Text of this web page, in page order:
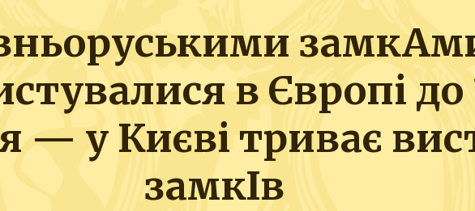
в Європі до
— у Києві триває
замкІв